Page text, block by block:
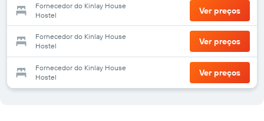
Fornecedor do Kinlay House
Hostel
Ver preços
Fornecedor do Kinlay House
Hostel
Ver preços
Fornecedor do Kinlay House
Hostel
Ver preços